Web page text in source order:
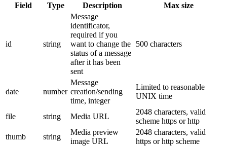
Field Type Description Max size
id string
Message
identificator,
required if you
want to change the
status of a message
after it has been
sent
500 characters
date number
Message
creation/sending
time, integer
Limited to reasonable
UNIX time
file string Media URL
2048 characters, valid
scheme https or http
thumb
string
Media preview
image URL
2048 characters, valid
https or http scheme